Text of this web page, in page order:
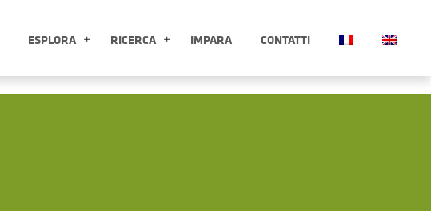
ESPLORA RICERCA IMPARA CONTATTI